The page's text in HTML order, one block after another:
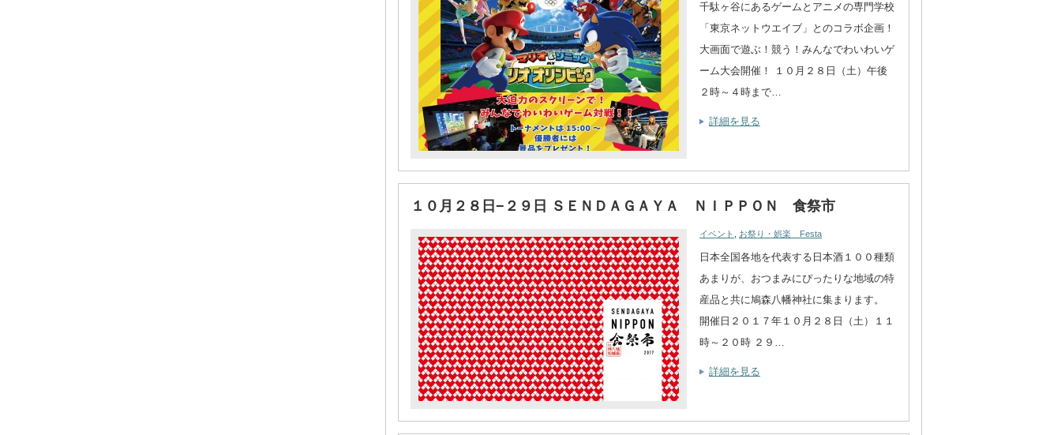
千駄ヶ谷にあるゲームとアニメの専門学校
「東京ネットウエイブ」とのコラボ企画！
大画面で遊ぶ！競う！みんなでわいわいゲ
ーム大会開催！ １０月２８日（土）午後
２時～４時まで…
詳細を見る
１０月２８日−２９日 ＳＥＮＤＡＧＡＹＡ ＮＩＰＰＯＮ 食祭市
イベント お祭り・娯楽 Festa
日本全国各地を代表する日本酒１００種類
あまりが、おつまみにぴったりな地域の特
産品と共に鳩森八幡神社に集まります。
開催日２０１７年１０月２８日（土）１１
時～２０時 ２９…
詳細を見る